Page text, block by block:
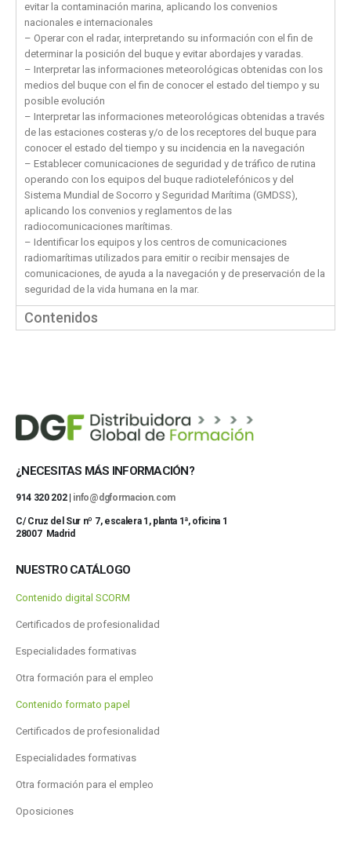
evitar la contaminación marina, aplicando los convenios
nacionales e internacionales
– Operar con el radar, interpretando su información con el fin de
determinar la posición del buque y evitar abordajes y varadas.
– Interpretar las informaciones meteorológicas obtenidas con los
medios del buque con el fin de conocer el estado del tiempo y su
posible evolución
– Interpretar las informaciones meteorológicas obtenidas a través
de las estaciones costeras y/o de los receptores del buque para
conocer el estado del tiempo y su incidencia en la navegación
– Establecer comunicaciones de seguridad y de tráfico de rutina
operando con los equipos del buque radiotelefónicos y del
Sistema Mundial de Socorro y Seguridad Marítima (GMDSS),
aplicando los convenios y reglamentos de las
radiocomunicaciones marítimas.
– Identificar los equipos y los centros de comunicaciones
radiomarítimas utilizados para emitir o recibir mensajes de
comunicaciones, de ayuda a la navegación y de preservación de la
seguridad de la vida humana en la mar.
Contenidos
¿NECESITAS MÁS INFORMACIÓN?
914 320 202 | info@dgformacion.com
C/ Cruz del Sur nº 7, escalera 1, planta 1ª, oficina 1
28007 Madrid
NUESTRO CATÁLOGO
Contenido digital SCORM
Certificados de profesionalidad
Especialidades formativas
Otra formación para el empleo
Contenido formato papel
Certificados de profesionalidad
Especialidades formativas
Otra formación para el empleo
Oposiciones